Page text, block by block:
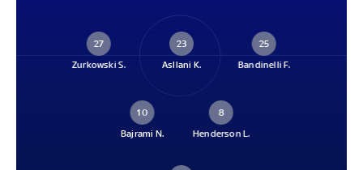
27
Zurkowski S.
23
Asllani K.
25
Bandinelli F.
10
Bajrami N.
8
Henderson L.